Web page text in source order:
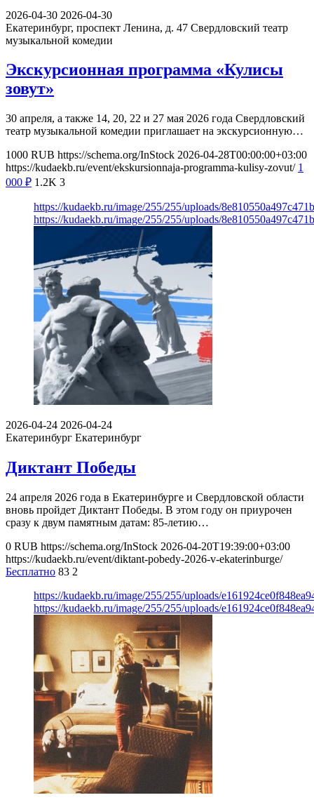
2026-04-30 2026-04-30
Екатеринбург, проспект Ленина, д. 47 Свердловский театр
музыкальной комедии
Экскурсионная программа «Кулисы
зовут»
30 апреля, а также 14, 20, 22 и 27 мая 2026 года Свердловский
театр музыкальной комедии приглашает на экскурсионную…
1000 RUB https://schema.org/InStock 2026-04-28T00:00:00+03:00
https://kudaekb.ru/event/ekskursionnaja-programma-kulisy-zovut/ 1
000 ₽ 1.2K 3
https://kudaekb.ru/image/255/255/uploads/
https://kudaekb.ru/image/255/255/uploads/
2026-04-24 2026-04-24
Екатеринбург Екатеринбург
Диктант Победы
24 апреля 2026 года в Екатеринбурге и Свердловской области
вновь пройдет Диктант Победы. В этом году он приурочен
сразу к двум памятным датам: 85-летию…
0 RUB https://schema.org/InStock 2026-04-20T19:39:00+03:00
https://kudaekb.ru/event/diktant-pobedy-2026-v-ekaterinburge/
Бесплатно 83 2
https://kudaekb.ru/image/255/255/uploads/
https://kudaekb.ru/image/255/255/uploads/